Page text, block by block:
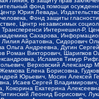
фонд помощи
Юрия Левады,
Фонд защиты
Центр независимых
Интернешнл-Р,
Сахарова,
Айратовна, Сидорович
Андреевна, Дугин
Викторович, Шарипков
Исламов Тимур
Верховский Александр
Елена Борисовна,
Юрьевич, Мосин Алексей
Исаев Сергей
Екатерина
Леонид Борисович,